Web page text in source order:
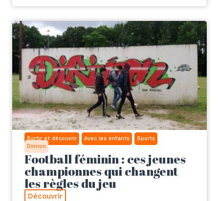
Sortir et découvrir Avec les enfants
Sports
Dirinon
Football féminin : ces jeunes
championnes qui changent
les règles du jeu
Découvrir